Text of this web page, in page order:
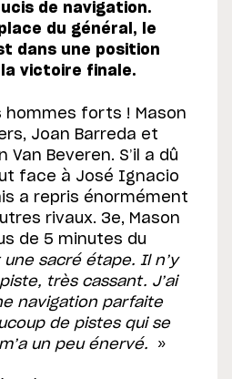
de navigation.
du général, le
dans une position
victoire finale.
hommes forts ! Mason
Joan Barreda et
Van Beveren. S’il a dû
face à José Ignacio
a repris énormément
rivaux. 3e, Mason
de 5 minutes du
une sacré étape. Il n’y
très cassant. J’ai
navigation parfaite
de pistes qui se
un peu énervé.
»